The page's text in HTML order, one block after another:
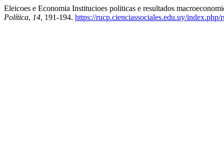
Eleicoes e Economia Institucioes politicas e resultados
Política, 14, 191-194. https://rucp.cienciassociales.edu.uy/